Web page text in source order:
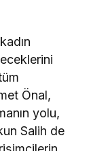
Önal,
yolu,
Salih de